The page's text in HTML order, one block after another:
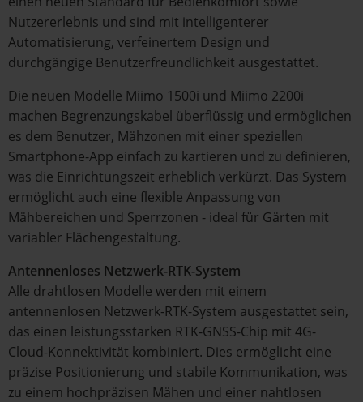
Nutzererlebnis und sind mit intelligenterer
Automatisierung, verfeinertem Design und
durchgängige Benutzerfreundlichkeit ausgestattet.
Die neuen Modelle Miimo 1500i und Miimo 2200i
machen Begrenzungskabel überflüssig und ermöglichen
es dem Benutzer, Mähzonen mit einer speziellen
Smartphone-App einfach zu kartieren und zu definieren,
was die Einrichtungszeit erheblich verkürzt. Das System
ermöglicht auch eine flexible Anpassung von
Mähbereichen und Sperrzonen - ideal für Gärten mit
variabler Flächengestaltung.
Antennenloses Netzwerk-RTK-System
Alle drahtlosen Modelle werden mit einem
antennenlosen Netzwerk-RTK-System ausgestattet sein,
das einen leistungsstarken RTK-GNSS-Chip mit 4G-
Cloud-Konnektivität kombiniert. Dies ermöglicht eine
präzise Positionierung und stabile Kommunikation, was
zu einem hochpräzisen Mähen und einer nahtlosen